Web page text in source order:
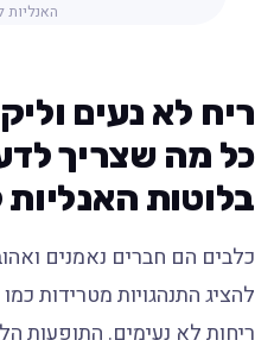
האנליות
ריח לא נעים
כל מה שצריך
בלוטות האנליות
כלבים הם חברים נאמנים
להציג התנהגויות מטרידות